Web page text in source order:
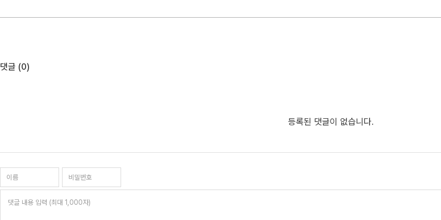
댓글 (0)
등록된 댓글이 없습니다.